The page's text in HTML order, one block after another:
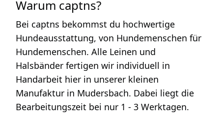
Warum captns?
Bei captns bekommst du hochwertige
Hundeausstattung, von Hundemenschen für
Hundemenschen. Alle Leinen und
Halsbänder fertigen wir individuell in
Handarbeit hier in unserer kleinen
Manufaktur in Mudersbach. Dabei liegt die
Bearbeitungszeit bei nur 1 - 3 Werktagen.